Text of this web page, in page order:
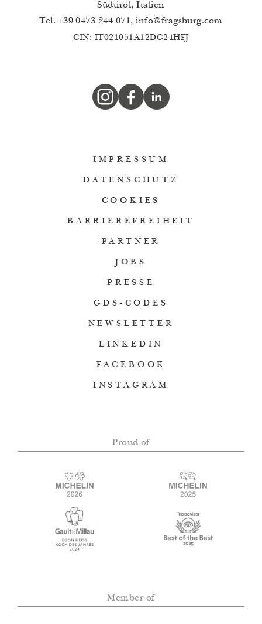
Südtirol, Italien
Tel. +39 0473 244 071,info@fragsburg.com
CIN: IT021051A12DG24HFJ
IMPRESSUM
DATENSCHUTZ
COOKIES
BARRIEREFREIHEIT
PARTNER
JOBS
PRESSE
GDS-CODES
NEWSLETTER
LINKEDIN
FACEBOOK
INSTAGRAM
Proud of
Member of